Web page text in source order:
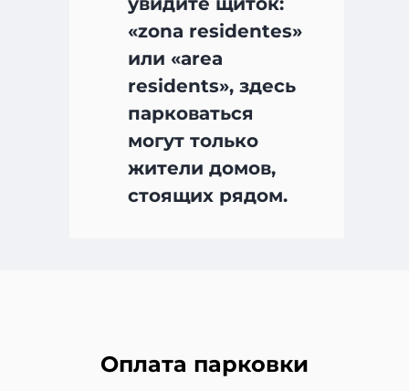
«zona residentes»
или «area
residents», здесь
парковаться
могут только
жители домов,
стоящих рядом.
Оплата парковки